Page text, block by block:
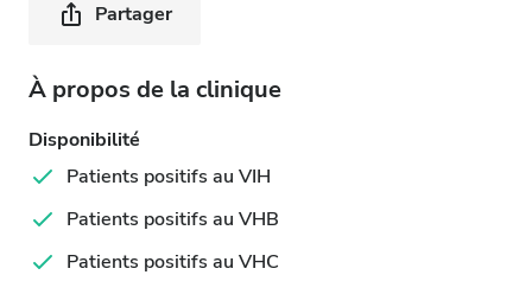
Partager
À propos de la clinique
Disponibilité
Patients positifs au VIH
Patients positifs au VHB
Patients positifs au VHC